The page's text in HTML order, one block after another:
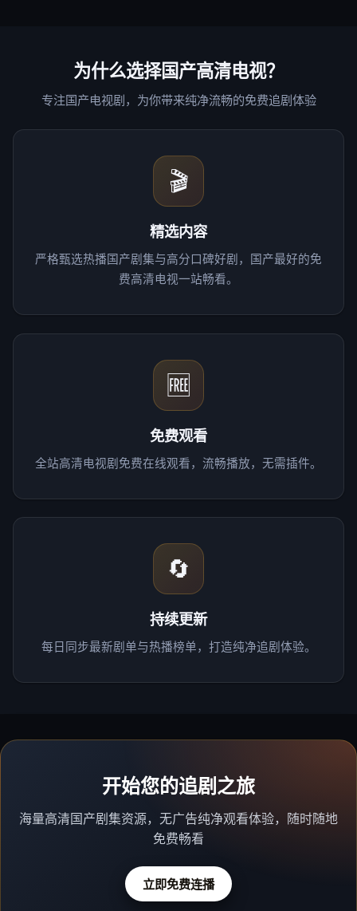
为什么选择国产高清电视？
专注国产电视剧，为你带来纯净流畅的免费追剧体验
🎬
精选内容
严格甄选热播国产剧集与高分口碑好剧，国产最好的免
费高清电视一站畅看。
🆓
免费观看
全站高清电视剧免费在线观看，流畅播放，无需插件。
🔄
持续更新
每日同步最新剧单与热播榜单，打造纯净追剧体验。
开始您的追剧之旅
海量高清国产剧集资源，无广告纯净观看体验，随时随地
免费畅看
立即免费连播